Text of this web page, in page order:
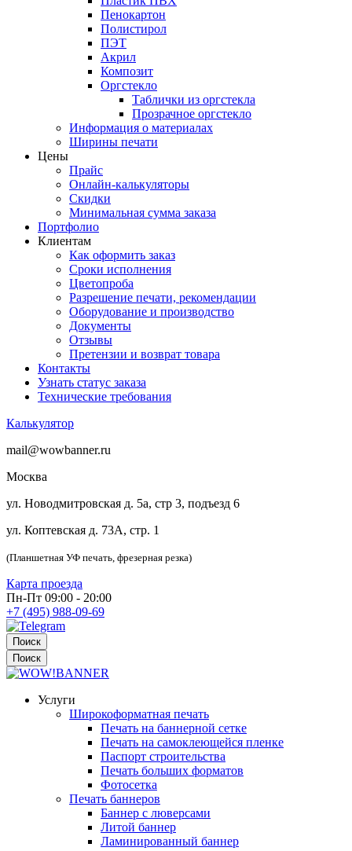
Пенокартон
Полистирол
ПЭТ
Акрил
Композит
Оргстекло
Таблички из оргстекла
Прозрачное оргстекло
Информация о материалах
Ширины печати
Цены
Прайс
Онлайн-калькуляторы
Скидки
Минимальная сумма заказа
Портфолио
Клиентам
Как оформить заказ
Сроки исполнения
Цветопроба
Разрешение печати, рекомендации
Оборудование и производство
Документы
Отзывы
Претензии и возврат товара
Контакты
Узнать статус заказа
Технические требования
Калькулятор
mail@wowbanner.ru
Москва
ул. Новодмитровская д. 5а, стр 3, подъезд 6
ул. Коптевская д. 73А, стр. 1
(Планшетная УФ печать, фрезерная резка)
Карта проезда
Пн-Пт 09:00 - 20:00
+7 (495) 988-09-69
Поиск
Поиск
Услуги
Широкоформатная печать
Печать на баннерной сетке
Печать на самоклеющейся пленке
Паспорт строительства
Печать больших форматов
Фотосетка
Печать баннеров
Баннер с люверсами
Литой баннер
Ламинированный баннер